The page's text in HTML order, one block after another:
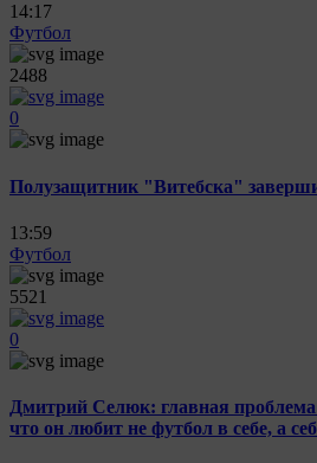
14:17
Футбол
2488
0
Полузащитник "Витебска"
13:59
Футбол
5521
0
Дмитрий Селюк: главная
что он любит не футбол в себе, а